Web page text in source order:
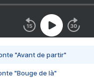
"Avant de partir"
"Bouge de là"